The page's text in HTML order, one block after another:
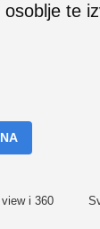
te
i 360